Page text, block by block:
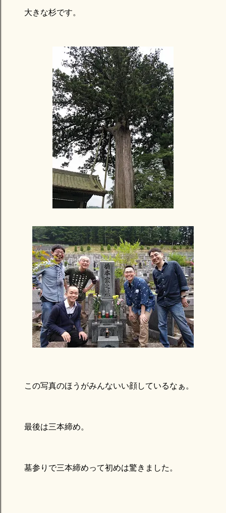
大きな杉です。
この写真のほうがみんないい顔しているなぁ。
最後は三本締め。
墓参りで三本締めって初めは驚きました。